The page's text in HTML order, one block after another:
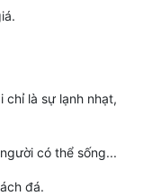
chỉ là sự lạnh nhạt,
có thể sống...
đá.